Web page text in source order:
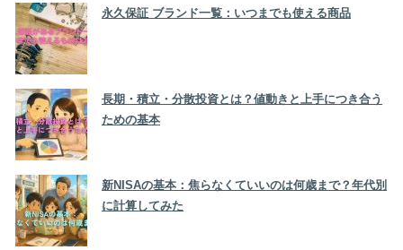
永久保証 ブランド一覧：いつまでも使える商品
長期・積立・分散投資とは？値動きと上手につき合う
ための基本
新NISAの基本：焦らなくていいのは何歳まで？年代別
に計算してみた